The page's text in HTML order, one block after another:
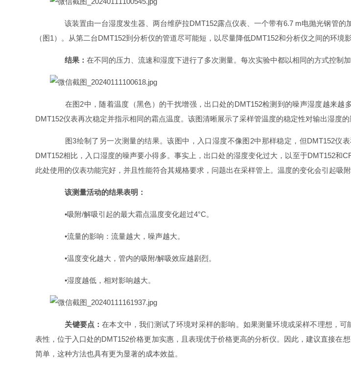
该装置由一台湿度发生器、两台维萨拉DMT152露点仪表、一个带有6.7 m电抛光钢管的
（图1）。从第二台DMT152到分析仪的管道尽可能短，以尽量降低DMT152和分析仪之间的环境
结果： 在不同的压力、流速和湿度下进行了多次测量。每次实验中都以相同的方式控制加
在图2中，随着温度（黑色）的干扰增强，出口处的DMT152检测到的噪声湿度越来越
DMT152仪表再次稳定并指示相同的霜点温度。该图清晰展示了采样管温度的稳定性对输出湿度的
图3绘制了另一次测量的结果。该图中，入口湿度不像图2中那样稳定，但DMT152仪
DMT152相比，入口湿度的噪声要小得多。事实上，出口处的湿度变化过大，以至于DMT152和
此处使用的仪表功能完好，并且性能符合其规格要求，问题出在采样管上。温度的变化会引起吸
该测量活动的结果表明：
•吸附/解吸引起的最大霜点温度变化超过4°C。
•流量的影响：流量越大，噪声越大。
•温度变化越大，管内的吸附/解吸效应越剧烈。
•湿度越低，相对影响越大。
关键要点：在本文中，我们测试了环境对采样的影响。如果测量环境或采样不理想，
表性，位于入口处的DMT152价格更加实惠，且表现优于价格更高的分析仪。因此，建议直接在
简单，这种方法也具有更为显著的成本效益。